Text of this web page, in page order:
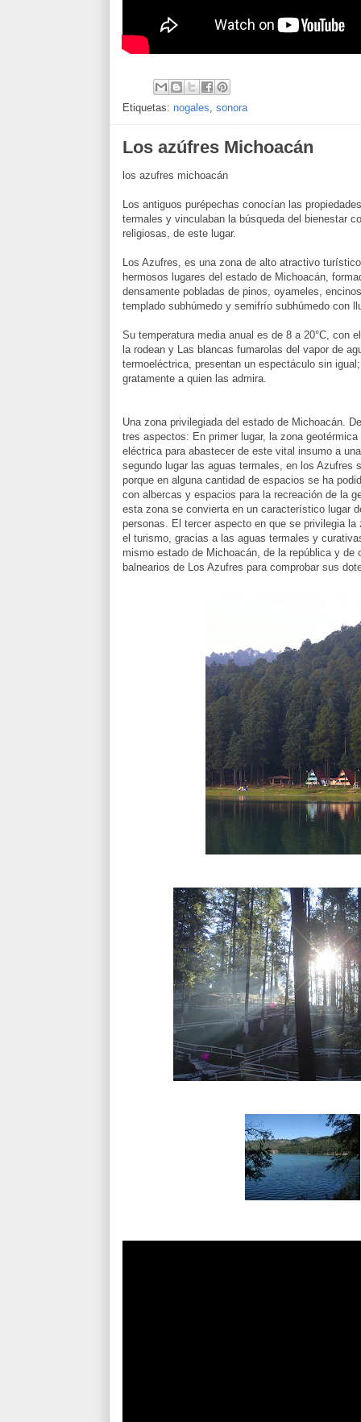
Etiquetas: nogales, sonora
Los azúfres Michoacán
los azufres michoacán
Los antiguos purépechas conocían las
termales y vinculaban la búsqueda del bienestar
religiosas, de este lugar.
Los Azufres, es una zona de alto atractivo
hermosos lugares del estado de Michoacán,
densamente pobladas de pinos, oyameles,
templado subhúmedo y semifrío subhúmedo con
Su temperatura media anual es de 8 a 20°C, con
la rodean y Las blancas fumarolas del vapor de
termoeléctrica, presentan un espectáculo sin
gratamente a quien las admira.
Una zona privilegiada del estado de Michoacán.
tres aspectos: En primer lugar, la zona
eléctrica para abastecer de este vital insumo a
segundo lugar las aguas termales, en los Azufres
porque en alguna cantidad de espacios se ha
con albercas y espacios para la recreación de la
esta zona se convierta en un característico lugar
personas. El tercer aspecto en que se privilegia la
el turismo, gracias a las aguas termales y
mismo estado de Michoacán, de la república y
balnearios de Los Azufres para comprobar sus